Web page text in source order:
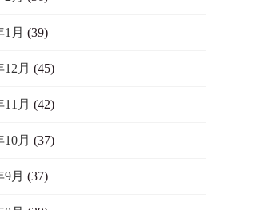
1月 (39)
12月 (45)
11月 (42)
10月 (37)
9月 (37)